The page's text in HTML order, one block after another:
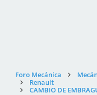
Foro Mecánica
Renault
CAMBIO DE